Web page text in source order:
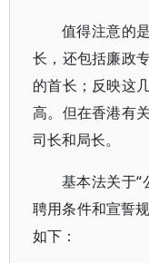
值得注意的
长，还包括廉政
的首长；反映这
高。但在香港有
司长和局长。
基本法关于“
聘用条件和宣誓
如下：